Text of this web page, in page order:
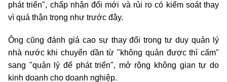
phát triển", chấp nhận đổi mới và rủi ro có kiểm soát thay
vì quá thận trọng như trước đây.
Ông cũng đánh giá cao sự thay đổi trong tư duy quản lý
nhà nước khi chuyển dần từ "không quản được thì cấm"
sang "quản lý để phát triển", mở rộng không gian tự do
kinh doanh cho doanh nghiệp.